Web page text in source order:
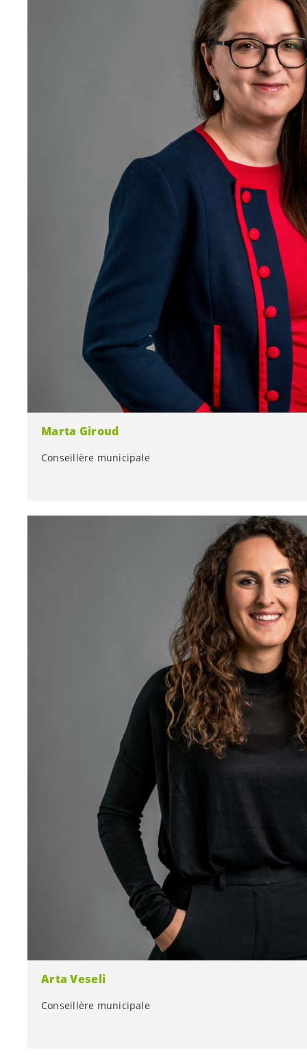
Parents de l’école de Belle-Cour
Marta Giroud
Conseillère municipale
Arta Veseli
Conseillère municipale